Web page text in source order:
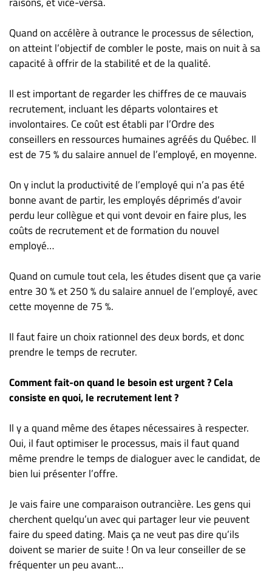
Quand on accélère à outrance le processus de sélection,
on atteint l’objectif de combler le poste, mais on nuit à sa
capacité à offrir de la stabilité et de la qualité.
Il est important de regarder les chiffres de ce mauvais
recrutement, incluant les départs volontaires et
involontaires. Ce coût est établi par l’Ordre des
conseillers en ressources humaines agréés du Québec. Il
est de 75 % du salaire annuel de l’employé, en moyenne.
On y inclut la productivité de l’employé qui n’a pas été
bonne avant de partir, les employés déprimés d’avoir
perdu leur collègue et qui vont devoir en faire plus, les
coûts de recrutement et de formation du nouvel
employé…
Quand on cumule tout cela, les études disent que ça varie
entre 30 % et 250 % du salaire annuel de l’employé, avec
cette moyenne de 75 %.
Il faut faire un choix rationnel des deux bords, et donc
prendre le temps de recruter.
Comment fait-on quand le besoin est urgent ? Cela
consiste en quoi, le recrutement lent ?
Il y a quand même des étapes nécessaires à respecter.
Oui, il faut optimiser le processus, mais il faut quand
même prendre le temps de dialoguer avec le candidat, de
bien lui présenter l’offre.
Je vais faire une comparaison outrancière. Les gens qui
cherchent quelqu’un avec qui partager leur vie peuvent
faire du speed dating. Mais ça ne veut pas dire qu’ils
doivent se marier de suite ! On va leur conseiller de se
fréquenter un peu avant…